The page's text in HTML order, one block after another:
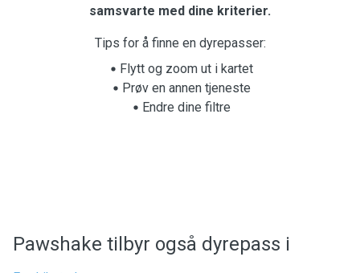
samsvarte med dine kriterier.
Tips for å finne en dyrepasser:
Flytt og zoom ut i kartet
Prøv en annen tjeneste
Endre dine filtre
Pawshake tilbyr også dyrepass i